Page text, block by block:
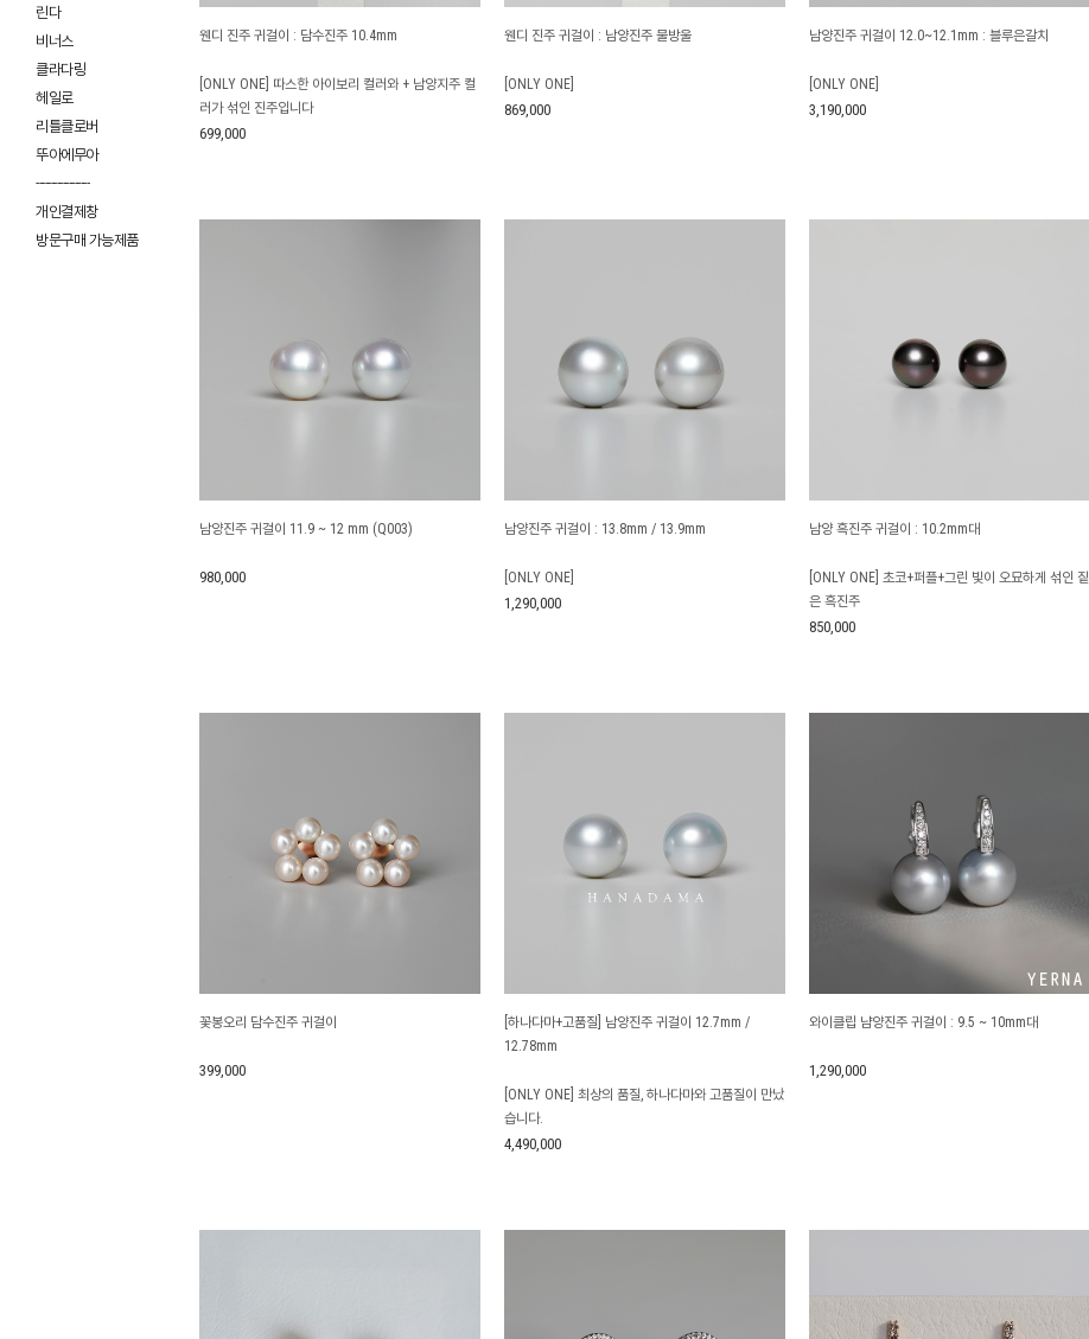
린다
비너스
클라다링
헤일로
리틀클로버
뚜아에무아
------------------
개인결제창
방문구매 가능제품
웬디 진주 귀걸이 : 담수진주 10.4mm
[ONLY ONE] 따스한 아이보리 컬러와 + 남양지주 컬
러가 섞인 진주입니다
699,000
웬디 진주 귀걸이 : 남양진주 물방울
[ONLY ONE]
869,000
남양진주 귀걸이 12.0~12.1mm : 블루은갈치
[ONLY ONE]
3,190,000
남양진주 귀걸이 11.9 ~ 12 mm (Q003)
980,000
남양진주 귀걸이 : 13.8mm / 13.9mm
[ONLY ONE]
1,290,000
남양 흑진주 귀걸이 : 10.2mm대
[ONLY ONE] 초코+퍼플+그린 빛이 오묘하게 섞인 짙
은 흑진주
850,000
꽃봉오리 담수진주 귀걸이
399,000
[하나다마+고품질] 남양진주 귀걸이 12.7mm /
12.78mm
[ONLY ONE] 최상의 품질, 하나다마와 고품질이 만났
습니다.
4,490,000
와이클립 냠양진주 귀걸이 : 9.5 ~ 10mm대
1,290,000